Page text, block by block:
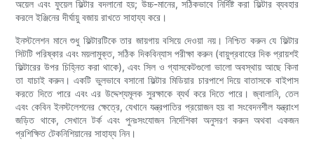
অয়েল এবং ফুয়েল ফিল্টার বদলানো হয়; উচ্চ-মানের, সঠিকভাবে নির্দিষ্ট করা ফিল্টার ব্যবহার
করলে ইঞ্জিনের দীর্ঘায়ু বজায় রাখতে সাহায্য করে।
ইনস্টলেশন মানে শুধু ফিল্টারটিকে তার জায়গায় বসিয়ে দেওয়া নয়। নিশ্চিত করুন যে ফিল্টার
সিটটি পরিষ্কার এবং ময়লামুক্ত, সঠিক দিকবিন্যাস পরীক্ষা করুন (বায়ুপ্রবাহের দিক প্রায়শই
ফিল্টারের উপর চিহ্নিত করা থাকে), এবং সিল ও গ্যাসকেটগুলো ভালো অবস্থায় আছে কিনা
তা যাচাই করুন। একটি ভুলভাবে বসানো ফিল্টার মিডিয়ার চারপাশে দিয়ে বাতাসকে বাইপাস
করতে দিতে পারে এবং এর উদ্দেশ্যমূলক সুরক্ষাকে ব্যর্থ করে দিতে পারে। জ্বালানি, তেল
এবং কেবিন ইনস্টলেশনের ক্ষেত্রে, যেখানে যন্ত্রপাতির প্রয়োজন হয় বা সংবেদনশীল যন্ত্রাংশ
জড়িত থাকে, সেখানে টর্ক এবং পুনঃসংযোজন নির্দেশিকা অনুসরণ করুন অথবা একজন
প্রশিক্ষিত টেকনিশিয়ানের সাহায্য নিন।